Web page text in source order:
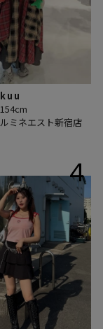
kuu
154cm
ルミネエスト新宿店
4